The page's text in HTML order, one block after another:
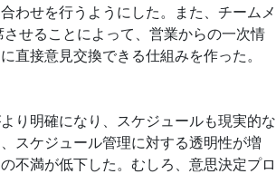
わせを行うようにした。また、チームメ
せることによって、営業からの一次情
直接意見交換できる仕組みを作った。
り明確になり、スケジュールも現実的な
スケジュール管理に対する透明性が増
不満が低下した。むしろ、意思決定プロ